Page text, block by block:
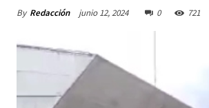
By Redacción junio 12, 2024 0 721